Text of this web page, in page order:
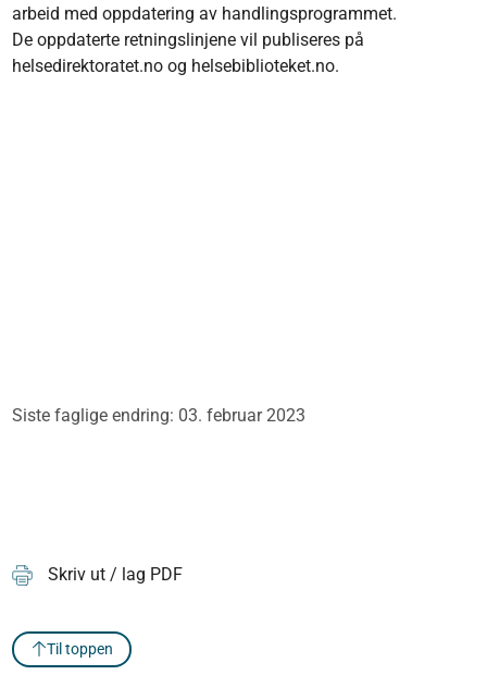
arbeid med oppdatering av handlingsprogrammet.
De oppdaterte retningslinjene vil publiseres på
helsedirektoratet.no og helsebiblioteket.no.
Siste faglige endring: 03. februar 2023
Skriv ut / lag PDF
Til toppen